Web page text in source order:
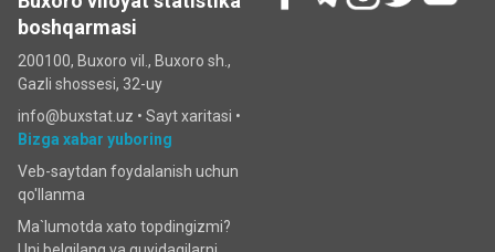
boshqarmasi
200100, Buxoro vil., Buxoro sh.,
Gazli shossesi, 32-uy
info@buxstat.uz • Sayt xaritasi •
Bizga xabar yuboring
Veb-saytdan foydalanish uchun
qo'llanma
Ma`lumotda xato topdingizmi?